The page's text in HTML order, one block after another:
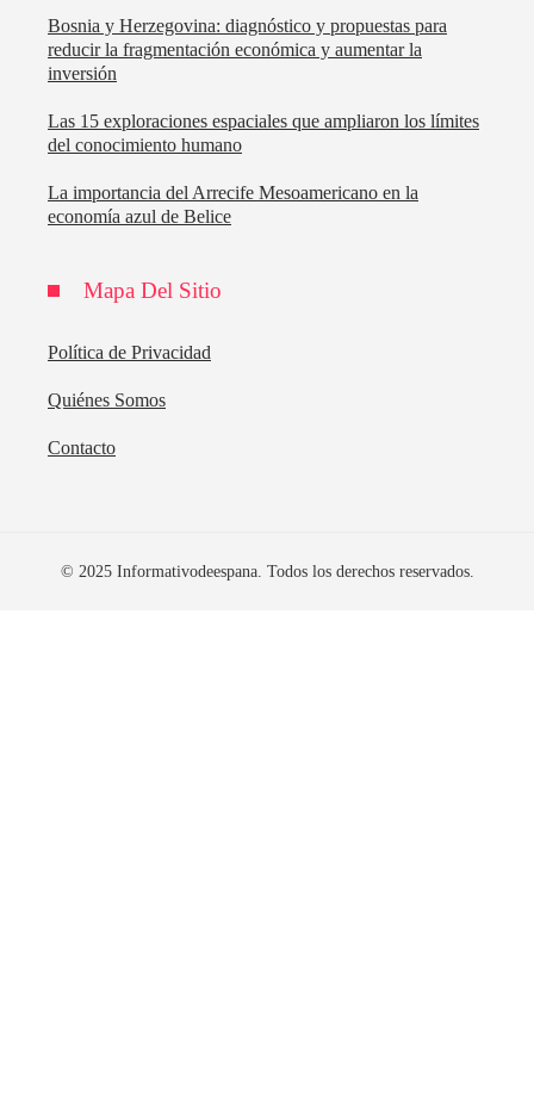
Bosnia y Herzegovina: diagnóstico y propuestas para
reducir la fragmentación económica y aumentar la
inversión
Las 15 exploraciones espaciales que ampliaron los límites
del conocimiento humano
La importancia del Arrecife Mesoamericano en la
economía azul de Belice
Mapa Del Sitio
Política de Privacidad
Quiénes Somos
Contacto
© 2025 Informativodeespana. Todos los derechos reservados.